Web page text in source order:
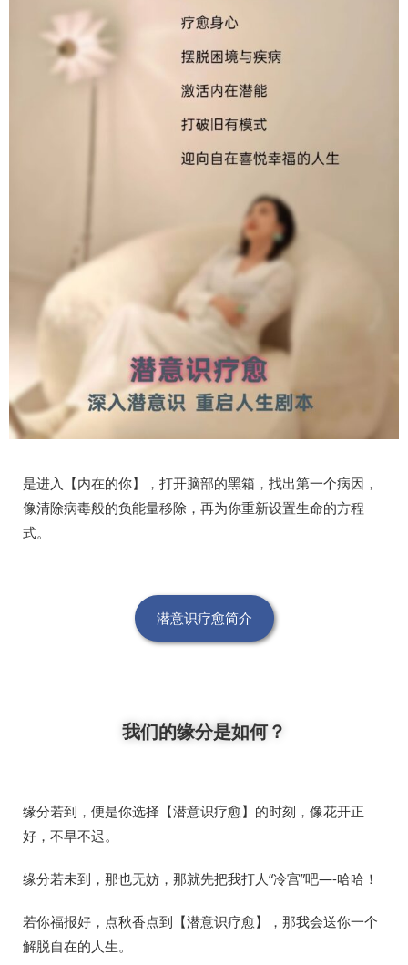
是进入【内在的你】，打开脑部的黑箱，找出第一个病因，
像清除病毒般的负能量移除，再为你重新设置生命的方程
式。
潜意识疗愈简介
我们的缘分是如何？
缘分若到，便是你选择【潜意识疗愈】的时刻，像花开正
好，不早不迟。
缘分若未到，那也无妨，那就先把我打人“冷宫”吧—-哈哈！
若你福报好，点秋香点到【潜意识疗愈】，那我会送你一个
解脱自在的人生。